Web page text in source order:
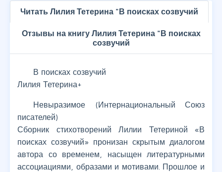
Читать Лилия Тетерина "В поисках созвучий
Отзывы на книгу Лилия Тетерина "В поисках
созвучий
В поисках созвучий
Лилия Тетерина+
Невыразимое (Интернациональный Союз
писателей)
Сборник стихотворений Лилии Тетериной «В
поисках созвучий» пронизан скрытым диалогом
автора со временем, насыщен литературными
ассоциациями, образами и мотивами. Прошлое и